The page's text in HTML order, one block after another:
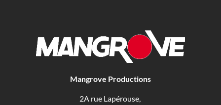
Mangrove Productions
2A rue Lapérouse,